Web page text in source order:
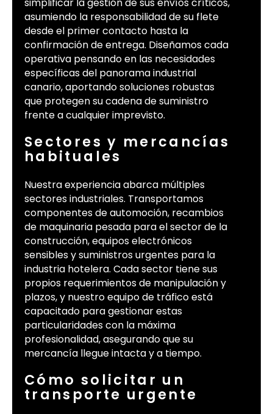
simplificar la gestión de sus envíos críticos,
asumiendo la responsabilidad de su flete
desde el primer contacto hasta la
confirmación de entrega. Diseñamos cada
operativa pensando en las necesidades
específicas del panorama industrial
canario, aportando soluciones robustas
que protegen su cadena de suministro
frente a cualquier imprevisto.
Sectores y mercancías
habituales
Nuestra experiencia abarca múltiples
sectores industriales. Transportamos
componentes de automoción, recambios
de maquinaria pesada para el sector de la
construcción, equipos electrónicos
sensibles y suministros urgentes para la
industria hotelera. Cada sector tiene sus
propios requerimientos de manipulación y
plazos, y nuestro equipo de tráfico está
capacitado para gestionar estas
particularidades con la máxima
profesionalidad, asegurando que su
mercancía llegue intacta y a tiempo.
Cómo solicitar un
transporte urgente